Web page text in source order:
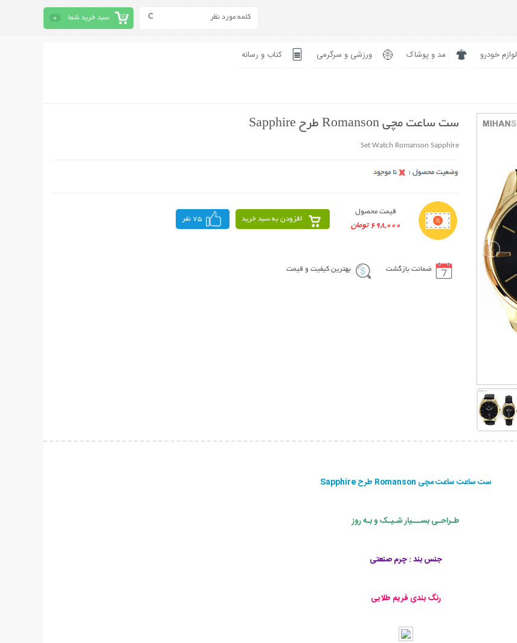
سبد خرید شما 0
لوازم خودرو مد و پوشاک ورزشی و سرگرمی کتاب و رسانه
ست ساعت مچی Romanson طرح Sapphire
Set Watch Romanson Sapphire
قیمت محصول
698,000 تومان
افزودن به سبد خرید 75 نفر
ضمانت بازگشت بهترین کیفیت و قیمت
ست ساعت ساعت مچی Romanson طرح Sapphire
طـراحـی بســـیار شـیـک و بـه روز
جنس بند : چرم صنعتی
رنگ بندی فریم طلایی